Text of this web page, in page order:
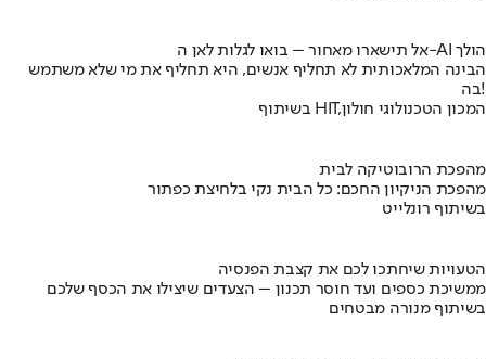
אל תישארו מאחור – בואו לגלות לאן ה-AI הולך
הבינה המלאכותית לא תחליף אנשים, היא תחליף את מי שלא משתמש
בה!
בשיתוף HIT,המכון הטכנולוגי חולון
מהפכת הרובוטיקה לבית
מהפכת הניקיון החכם: כל הבית נקי בלחיצת כפתור
בשיתוף רונלייט
הטעויות שיחתכו לכם את קצבת הפנסיה
ממשיכת כספים ועד חוסר תכנון – הצעדים שיצילו את הכסף שלכם
בשיתוף מנורה מבטחים